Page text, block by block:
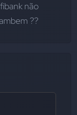
não
??